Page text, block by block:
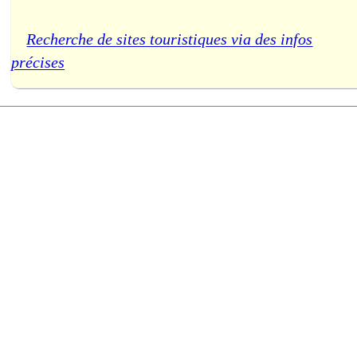
Recherche de sites touristiques via des infos
précises